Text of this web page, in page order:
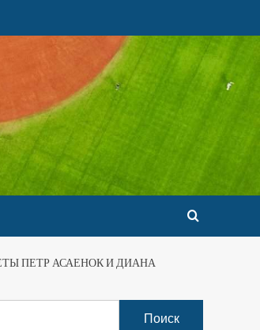
ПЕТР АСАЕНОК И ДИАНА